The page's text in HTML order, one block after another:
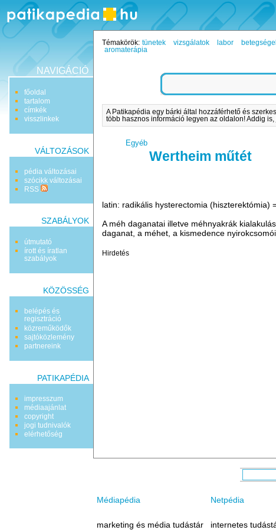
NAVIGÁCIÓ
főoldal
tartalom
címkék
visszlinkek
VÁLTOZÁSOK
pédia változásai
szócikk változásai
RSS
SZABÁLYOK
útmutató
írott és íratlan
szabályok
KÖZÖSSÉG
belépés és
regisztráció
közreműködők
sajtóközlemény
partnereink
PATIKAPÉDIA
impresszum
médiaajánlat
copyright
jogi tudnivalók
elérhetőség
Témakörök: tünetek vizsgálatok labor
aromaterápia
A Patikapédia egy bárki által hozzáférhető és
több hasznos információ legyen az oldalon! Addig
Egyéb
Wertheim műtét
latin: radikális hysterectomia (hiszterektómia)
A méh daganatai illetve méhnyakrák
daganat, a méhet, a kismedence
Hirdetés
Médiapédia Netpédia
marketing és média tudástár internetes